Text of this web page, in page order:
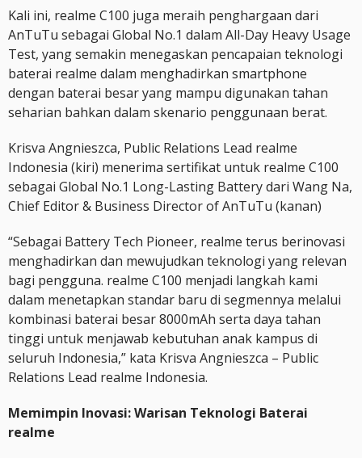
Kali ini, realme C100 juga meraih penghargaan dari
AnTuTu sebagai Global No.1 dalam All-Day Heavy Usage
Test, yang semakin menegaskan pencapaian teknologi
baterai realme dalam menghadirkan smartphone
dengan baterai besar yang mampu digunakan tahan
seharian bahkan dalam skenario penggunaan berat.
Krisva Angnieszca, Public Relations Lead realme
Indonesia (kiri) menerima sertifikat untuk realme C100
sebagai Global No.1 Long-Lasting Battery dari Wang Na,
Chief Editor & Business Director of AnTuTu (kanan)
“Sebagai Battery Tech Pioneer, realme terus berinovasi
menghadirkan dan mewujudkan teknologi yang relevan
bagi pengguna. realme C100 menjadi langkah kami
dalam menetapkan standar baru di segmennya melalui
kombinasi baterai besar 8000mAh serta daya tahan
tinggi untuk menjawab kebutuhan anak kampus di
seluruh Indonesia,” kata Krisva Angnieszca – Public
Relations Lead realme Indonesia.
Memimpin Inovasi: Warisan Teknologi Baterai
realme